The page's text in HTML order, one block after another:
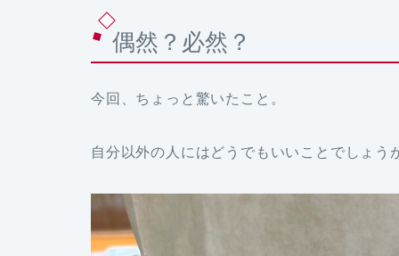
偶然？必然？
今回、ちょっと驚いたこと。
自分以外の人にはどうでもいいことでしょ